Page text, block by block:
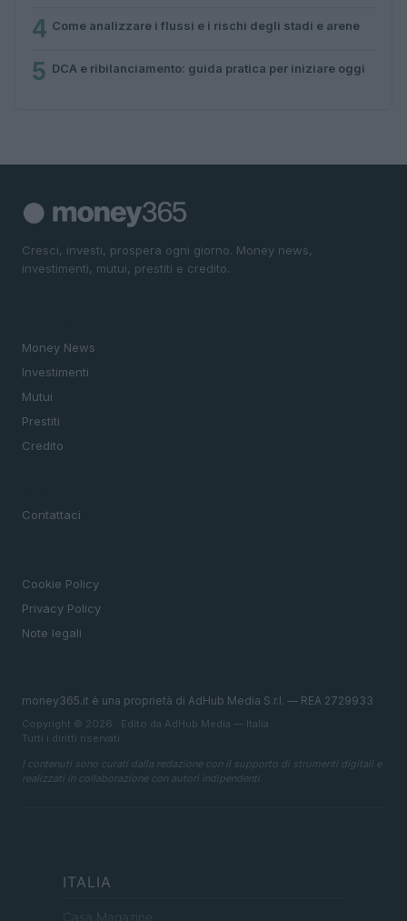
4 Come analizzare i flussi e i rischi degli stadi e arene
5 DCA e ribilanciamento: guida pratica per iniziare oggi
Cresci, investi, prospera ogni giorno. Money news,
investimenti, mutui, prestiti e credito.
Money News
Investimenti
Mutui
Prestiti
Credito
Contattaci
Cookie Policy
Privacy Policy
Note legali
money365.it è una proprietà di AdHub Media S.r.l. — REA 2729933
Copyright © 2026 · Edito da AdHub Media — Italia
Tutti i diritti riservati
I contenuti sono curati dalla redazione con il supporto di strumenti digitali e
realizzati in collaborazione con autori indipendenti.
ITALIA
Casa Magazine